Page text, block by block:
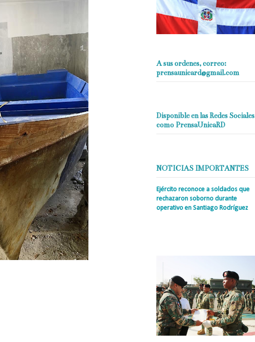
A sus ordenes, correo:
prensaunicard@gmail.com
Disponible en las Redes Sociales
como PrensaUnicaRD
NOTICIAS IMPORTANTES
Ejército reconoce a soldados que
rechazaron soborno durante
operativo en Santiago Rodríguez